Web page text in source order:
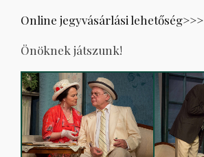
Online jegyvásárlási lehetőség>>>
Önöknek játszunk!